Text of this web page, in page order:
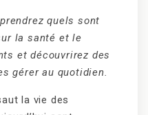
quels sont
la santé et le
et découvrirez des
gérer au quotidien.
la vie des